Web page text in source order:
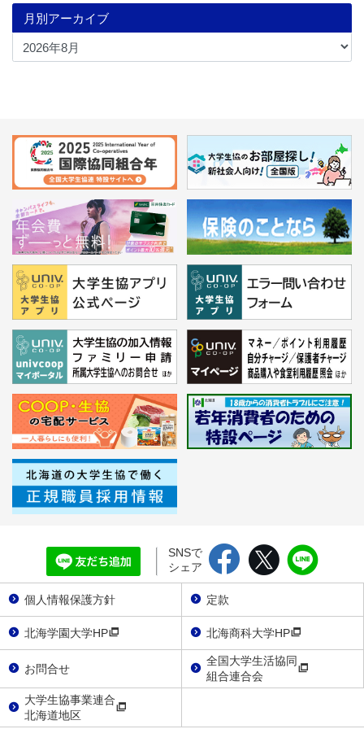
月別アーカイブ
SNSで
シェア
個人情報保護方針
定款
北海学園大学HP 北海商科大学HP
お問合せ
全国大学生活協同
組合連合会
大学生協事業連合
北海道地区